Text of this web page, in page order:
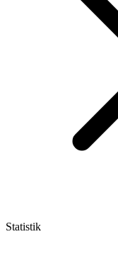
Statistik